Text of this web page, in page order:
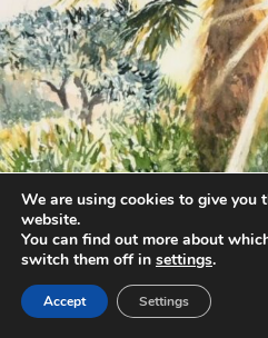
Aug
We are using cookies to give you
website.
You can find out more about
switch them off in settings.
Accept Settings